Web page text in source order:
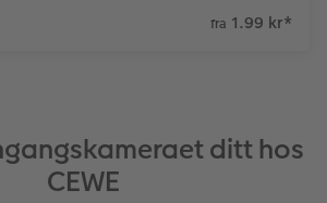
fra 1.99 kr*
ditt hos
CEWE